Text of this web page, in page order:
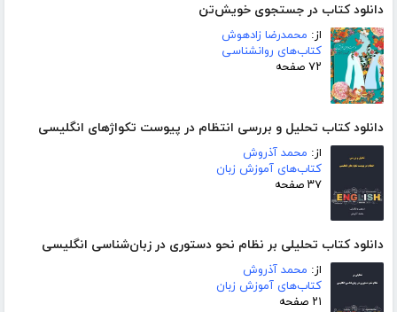
دانلود کتاب در جستجوی خویش‌تن
از: محمدرضا زادهوش
کتاب‌های روانشناسی
۷۲ صفحه
دانلود کتاب تحلیل و بررسی انتظام در پیوست تکواژهای انگلیسی
از: محمد آذروش
کتاب‌های آموزش زبان
۳۷ صفحه
دانلود کتاب تحلیلی بر نظام نحو دستوری در زبان‌شناسی انگلیسی
از: محمد آذروش
کتاب‌های آموزش زبان
۲۱ صفحه